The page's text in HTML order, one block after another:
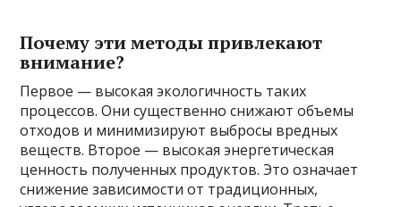
Почему эти методы привлекают
внимание?
Первое — высокая экологичность таких
процессов. Они существенно снижают объемы
отходов и минимизируют выбросы вредных
веществ. Второе — высокая энергетическая
ценность полученных продуктов. Это означает
снижение зависимости от традиционных,